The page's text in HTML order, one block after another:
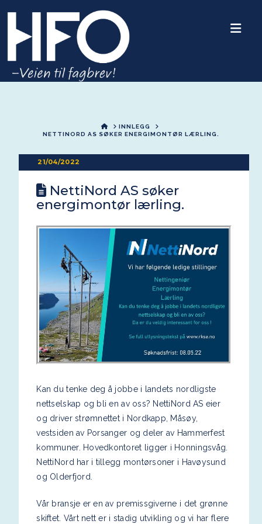
HOMEINNLEGG
NETTINORD AS SØKER ENERGIMONTØR LÆRLING.
NettiNord AS søker
energimontør lærling.
21/04/2022
Kan du tenke deg å jobbe i landets nordligste
nettselskap og bli en av oss? NettiNord AS eier
og driver strømnettet i Nordkapp, Måsøy,
vestsiden av Porsanger og deler av Hammerfest
kommuner. Hovedkontoret ligger i Honningsvåg.
NettiNord har i tillegg montørsoner i Havøysund
og Olderfjord.
Vår bransje er en av premissgiverne i det grønne
skiftet. Vårt nett er i stadig utvikling og vi har flere